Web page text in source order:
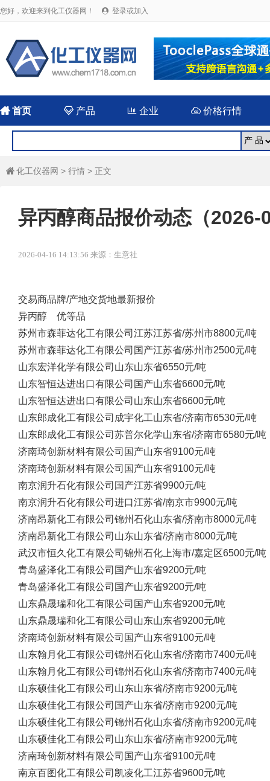
您好，欢迎来到化工仪器网！  登录或加入
首页 产品  企业 价格行情
 化工仪器网 > 行情 > 正文
异丙醇商品报价动态（2026-
2026-04-16 14:13:56 来源：生意社
交易商品牌/产地交货地最新报价
异丙醇 优等品
苏州市森菲达化工有限公司 江苏江苏省/苏州市8800元/吨
苏州市森菲达化工有限公司 国产江苏省/苏州市2500元/吨
山东宏洋化学有限公司 山东山东省6550元/吨
山东智恒达进出口有限公司 国产山东省6600元/吨
山东智恒达进出口有限公司 山东山东省6600元/吨
山东郎成化工有限公司 成宇化工山东省/济南市6530元/吨
山东郎成化工有限公司 苏普尔化学山东省/济南市6580元/吨
济南琦创新材料有限公司 国产山东省9100元/吨
济南琦创新材料有限公司 国产山东省9100元/吨
南京润升石化有限公司 国产江苏省9900元/吨
南京润升石化有限公司 进口江苏省/南京市9900元/吨
济南昂新化工有限公司 锦州石化山东省/济南市8000元/吨
济南昂新化工有限公司 山东山东省/济南市8000元/吨
武汉市恒久化工有限公司 锦州石化 上海市/嘉定区6500元/吨
青岛盛泽化工有限公司 国产山东省9200元/吨
青岛盛泽化工有限公司 国产山东省9200元/吨
山东鼎晟瑞和化工有限公司 国产山东省9200元/吨
山东鼎晟瑞和化工有限公司 山东山东省9200元/吨
济南琦创新材料有限公司 国产山东省9100元/吨
山东翰月化工有限公司 锦州石化山东省/济南市7400元/吨
山东翰月化工有限公司 锦州石化山东省/济南市7400元/吨
山东硕佳化工有限公司 山东山东省/济南市9200元/吨
山东硕佳化工有限公司 国产山东省/济南市9200元/吨
山东硕佳化工有限公司 锦州石化山东省/济南市9200元/吨
山东硕佳化工有限公司 山东山东省/济南市9200元/吨
济南琦创新材料有限公司 国产山东省9100元/吨
南京百图化工有限公司 凯凌化工江苏省9600元/吨